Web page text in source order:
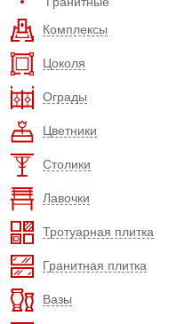
Комплексы
Цоколя
Ограды
Цветники
Столики
Лавочки
Тротуарная плитка
Гранитная плитка
Вазы